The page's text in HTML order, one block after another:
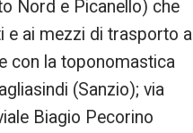
Nord e Picanello) che
e ai mezzi di trasporto a
con la toponomastica
(Sanzio); via
Biagio Pecorino